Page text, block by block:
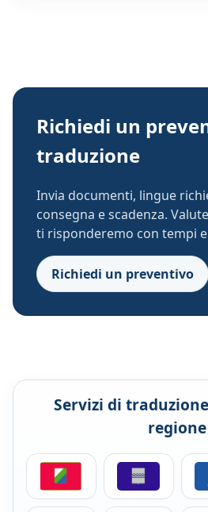
Richiedi un
traduzione
Invia documenti, lingue
consegna e scadenza.
ti risponderemo con tempi
Richiedi un preventivo
Servizi di
regione
Servizi di traduzione per
Servizi di